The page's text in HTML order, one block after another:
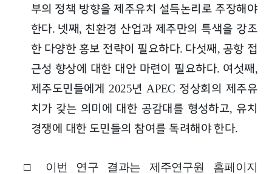
부의 정책 방향을 제주유치 설득논리로 주장해야
한다. 넷째, 친환경 산업과 제주만의 특색을 강조
한 다양한 홍보 전략이 필요하다. 다섯째, 공항 접
근성 향상에 대한 대안 마련이 필요하다. 여섯째,
제주도민들에게2025년APEC 정상회의 제주유
치가 갖는 의미에 대한 공감대를 형성하고, 유치
경쟁에 대한 도민들의 참여를 독려해야 한다.
□ 이번 연구 결과는 제주연구원 홈페이지